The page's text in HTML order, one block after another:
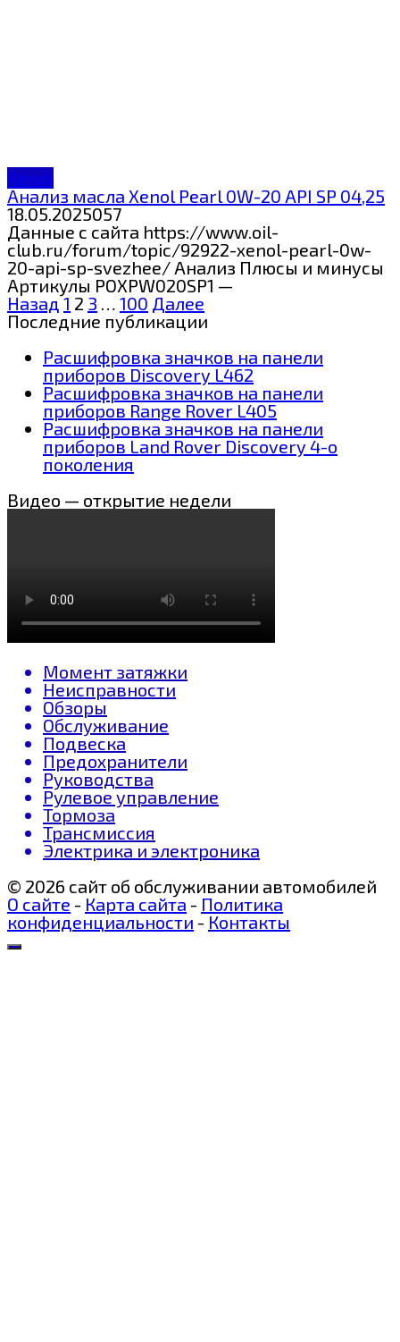
Xenol
Анализ масла Xenol Pearl 0W-20 API SP 04,25
18.05.2025057
Данные с сайта https://www.oil-
club.ru/forum/topic/92922-xenol-pearl-0w-
20-api-sp-svezhee/ Анализ Плюсы и минусы
Артикулы POXPW020SP1 —
Пагинация
записей
Назад 1 2 3 … 100 Далее
Последние публикации
Расшифровка значков на панели
приборов Discovery L462
Расшифровка значков на панели
приборов Range Rover L405
Расшифровка значков на панели
приборов Land Rover Discovery 4-о
поколения
Видео — открытие недели
Момент затяжки
Неисправности
Обзоры
Обслуживание
Подвеска
Предохранители
Руководства
Рулевое управление
Тормоза
Трансмиссия
Электрика и электроника
© 2026 сайт об обслуживании автомобилей
О сайте - Карта сайта - Политика
конфиденциальности - Контакты